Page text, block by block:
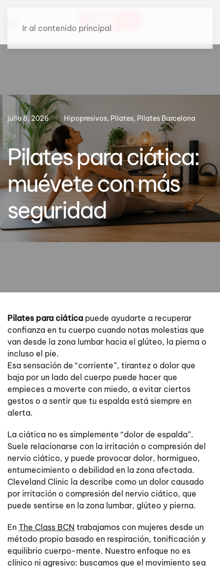
Ir al contenido principal
julio 8, 2026 Hipopresivos, Pilates, Pilates Barcelona
Pilates para ciática:
muévete con más
seguridad
Pilates para ciática puede ayudarte a recuperar
confianza en tu cuerpo cuando notas molestias que
van desde la zona lumbar hacia el glúteo, la pierna o
incluso el pie.
Esa sensación de “corriente”, tirantez o dolor que
baja por un lado del cuerpo puede hacer que
empieces a moverte con miedo, a evitar ciertos
gestos o a sentir que tu espalda está siempre en
alerta.
La ciática no es simplemente “dolor de espalda”.
Suele relacionarse con la irritación o compresión del
nervio ciático, y puede provocar dolor, hormigueo,
entumecimiento o debilidad en la zona afectada.
Cleveland Clinic la describe como un dolor causado
por irritación o compresión del nervio ciático, que
puede sentirse en la zona lumbar, glúteo y pierna.
En The Class BCN trabajamos con mujeres desde un
método propio basado en respiración, tonificación y
equilibrio cuerpo-mente. Nuestro enfoque no es
clínico ni agresivo: buscamos que el movimiento sea